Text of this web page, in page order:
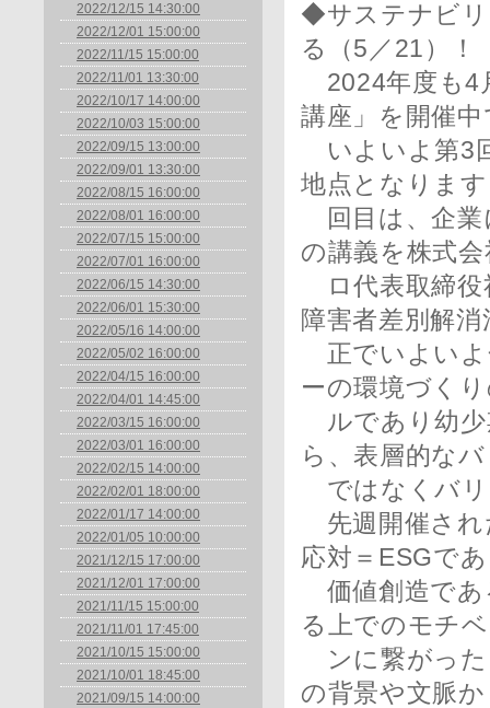
2022/12/15 14:30:00
2022/12/01 15:00:00
2022/11/15 15:00:00
2022/11/01 13:30:00
2022/10/17 14:00:00
2022/10/03 15:00:00
2022/09/15 13:00:00
2022/09/01 13:30:00
2022/08/15 16:00:00
2022/08/01 16:00:00
2022/07/15 15:00:00
2022/07/01 16:00:00
2022/06/15 14:30:00
2022/06/01 15:30:00
2022/05/16 14:00:00
2022/05/02 16:00:00
2022/04/15 16:00:00
2022/04/01 14:45:00
2022/03/15 16:00:00
2022/03/01 16:00:00
2022/02/15 14:00:00
2022/02/01 18:00:00
2022/01/17 14:00:00
2022/01/05 10:00:00
2021/12/15 17:00:00
2021/12/01 17:00:00
2021/11/15 15:00:00
2021/11/01 17:45:00
2021/10/15 15:00:00
2021/10/01 18:45:00
2021/09/15 14:00:00
◆サステナビ
る（5／21）！
2024年度も4
講座」を開催
いよいよ第3
地点となりま
回目は、企業
の講義を株式
ロ代表取締役
障害者差別解消
正でいよいよ
ーの環境づく
ルであり幼少
ら、表層的な
ではなくバリ
先週開催され
応対＝ESGで
価値創造であ
る上でのモチ
ンに繋がった
の背景や文脈